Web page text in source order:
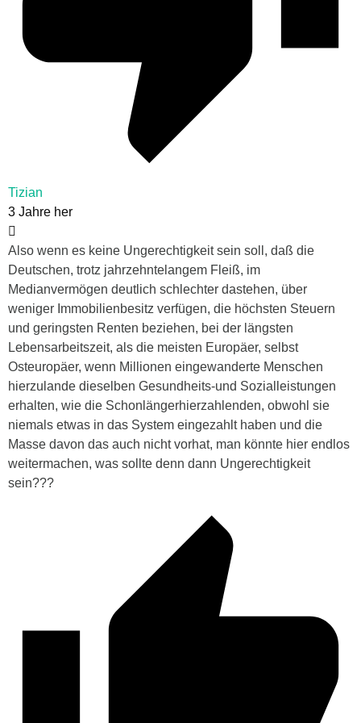
Tizian
3 Jahre her
Also wenn es keine Ungerechtigkeit sein soll, daß die
Deutschen, trotz jahrzehntelangem Fleiß, im
Medianvermögen deutlich schlechter dastehen, über
weniger Immobilienbesitz verfügen, die höchsten Steuern
und geringsten Renten beziehen, bei der längsten
Lebensarbeitszeit, als die meisten Europäer, selbst
Osteuropäer, wenn Millionen eingewanderte Menschen
hierzulande dieselben Gesundheits-und Sozialleistungen
erhalten, wie die Schonlängerhierzahlenden, obwohl sie
niemals etwas in das System eingezahlt haben und die
Masse davon das auch nicht vorhat, man könnte hier endlos
weitermachen, was sollte denn dann Ungerechtigkeit
sein???